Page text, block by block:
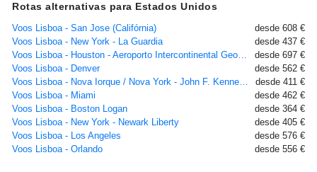
Rotas alternativas para Estados Unidos
Voos Lisboa - San Jose (Califórnia)
desde 608 €
Voos Lisboa - New York - La Guardia
desde 437 €
Voos Lisboa - Houston - Aeroporto Intercontinental George Bush, TX
desde 697 €
Voos Lisboa - Denver
desde 562 €
Voos Lisboa - Nova Iorque / Nova York - John F. Kennedy
desde 411 €
Voos Lisboa - Miami
desde 462 €
Voos Lisboa - Boston Logan
desde 364 €
Voos Lisboa - New York - Newark Liberty
desde 405 €
Voos Lisboa - Los Angeles
desde 576 €
Voos Lisboa - Orlando
desde 556 €